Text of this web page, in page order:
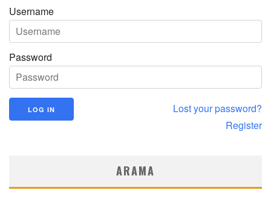
Username
Password
Lost your password?
Register
ARAMA